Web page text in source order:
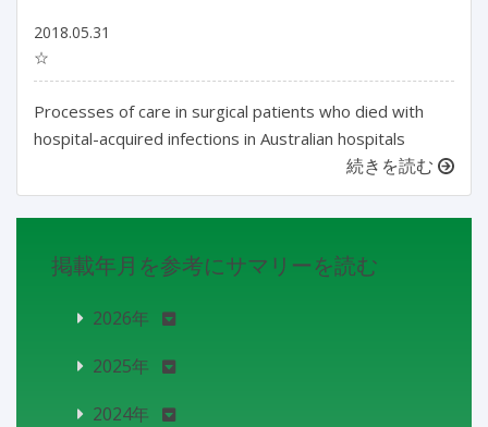
2018.05.31
☆
Processes of care in surgical patients who died with
hospital-acquired infections in Australian hospitals
続きを読む
掲載年月を参考にサマリーを読む
2026年
2025年
2024年